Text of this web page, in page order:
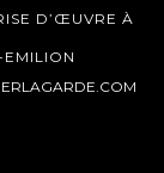
D’ŒUVRE À